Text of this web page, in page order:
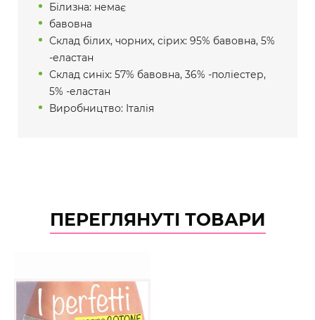
Білизна: немає
бавовна
Склад білих, чорних, сірих: 95% бавовна, 5%
-еластан
Склад синіх: 57% бавовна, 36% -поліестер,
5% -еластан
Виробництво: Італія
ПЕРЕГЛЯНУТІ ТОВАРИ